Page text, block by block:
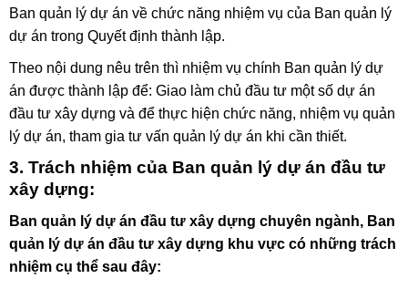
Ban quản lý dự án về chức năng nhiệm vụ của Ban quản lý
dự án trong Quyết định thành lập.
Theo nội dung nêu trên thì nhiệm vụ chính Ban quản lý dự
án được thành lập để: Giao làm chủ đầu tư một số dự án
đầu tư xây dựng và để thực hiện chức năng, nhiệm vụ quản
lý dự án, tham gia tư vấn quản lý dự án khi cần thiết.
3. Trách nhiệm của Ban quản lý dự án đầu tư
xây dựng:
Ban quản lý dự án đầu tư xây dựng chuyên ngành, Ban
quản lý dự án đầu tư xây dựng khu vực có những trách
nhiệm cụ thể sau đây: